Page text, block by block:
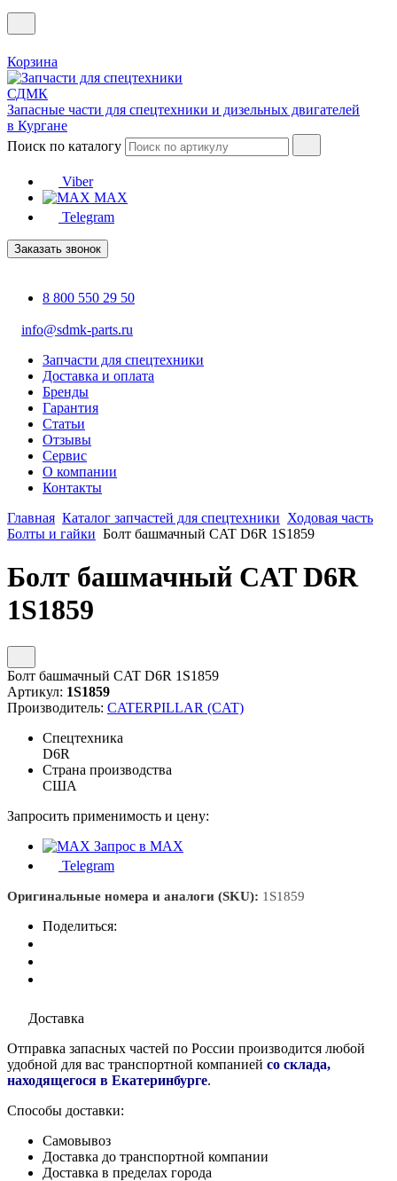
Корзина
Запасные части для спецтехники и дизельных двигателей
в Кургане
Поиск по каталогу
Viber
MAX
Telegram
Заказать звонок
8 800 550 29 50
info@sdmk-parts.ru
Запчасти для спецтехники
Доставка и оплата
Бренды
Гарантия
Статьи
Отзывы
Сервис
О компании
Контакты
Главная Каталог запчастей для спецтехники Ходовая часть
Болты и гайки Болт башмачный CAT D6R 1S1859
Болт башмачный CAT D6R
1S1859
Болт башмачный CAT D6R 1S1859
Артикул: 1S1859
Производитель: CATERPILLAR (CAT)
Спецтехника
D6R
Страна производства
США
Запросить применимость и цену:
Запрос в MAX
Telegram
Оригинальные номера и аналоги (SKU): 1S1859
Поделиться:
Доставка
Отправка запасных частей по России производится любой
удобной для вас транспортной компанией со склада,
находящегося в Екатеринбурге.
Способы доставки:
Самовывоз
Доставка до транспортной компании
Доставка в пределах города